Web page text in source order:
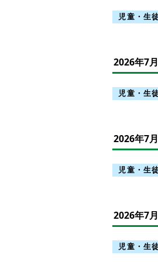
児童・生
2026年7
児童・生
2026年7
児童・生
2026年7
児童・生